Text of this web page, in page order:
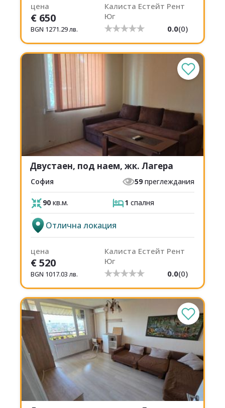
цена
€ 650
BGN 1271.29лв.
Калиста Естейт Рент
Юг
0.0(0)
Двустаен, под наем, жк. Лагера
София 59 преглеждания
90 кв.м. 1 спалня
Отлична локация
цена
€520
BGN 1017.03лв.
Калиста Естейт Рент
Юг
0.0(0)